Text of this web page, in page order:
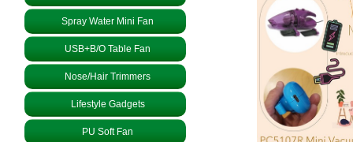
Spray Water Mini Fan
USB+B/O Table Fan
Nose/Hair Trimmers
Lifestyle Gadgets
PU Soft Fan